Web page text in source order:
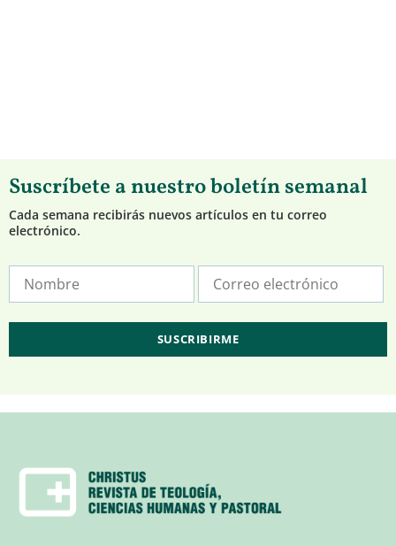
Suscríbete a nuestro boletín semanal
Cada semana recibirás nuevos artículos en tu correo
electrónico.